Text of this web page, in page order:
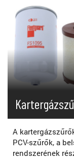
A
PCV-szűrők, a
rendszerének